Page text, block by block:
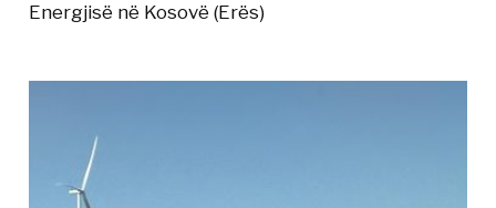
Energjisë në Kosovë (Erës)